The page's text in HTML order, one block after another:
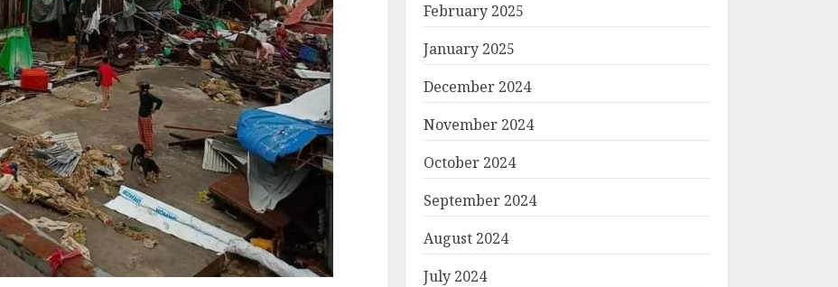
February 2025
January 2025
December 2024
November 2024
October 2024
September 2024
August 2024
July 2024